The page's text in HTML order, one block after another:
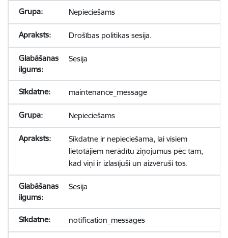
Nepieciešams
Drošības politikas sesija.
Sesija
maintenance_message
Nepieciešams
Sīkdatne ir nepieciešama, lai visiem
lietotājiem nerādītu ziņojumus pēc tam,
kad viņi ir izlasījuši un aizvēruši tos.
Sesija
notification_messages